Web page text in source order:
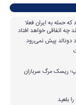
حمله به ایران فعلا
چه اتفاقی خواهد افتاد
دونالد پیش نمی‌رود
ریسک مرگ سربازان
بلعید